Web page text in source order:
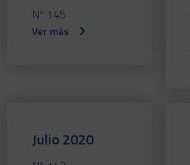
Nº 145
Ver más
Julio 2020